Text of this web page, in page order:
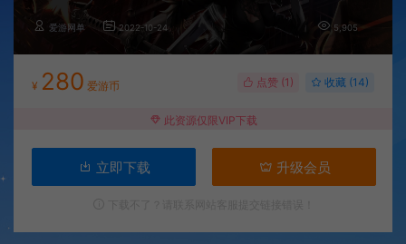
爱游网单 2022-10-24 5,905
¥ 280 爱游币 点赞 (1 ) 收藏 (14)
此资源仅限VIP下载
立即下载 升级会员